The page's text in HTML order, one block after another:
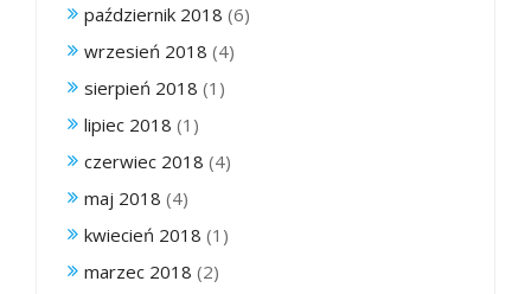
październik 2018 (6)
wrzesień 2018 (4)
sierpień 2018 (1)
lipiec 2018 (1)
czerwiec 2018 (4)
maj 2018 (4)
kwiecień 2018 (1)
marzec 2018 (2)